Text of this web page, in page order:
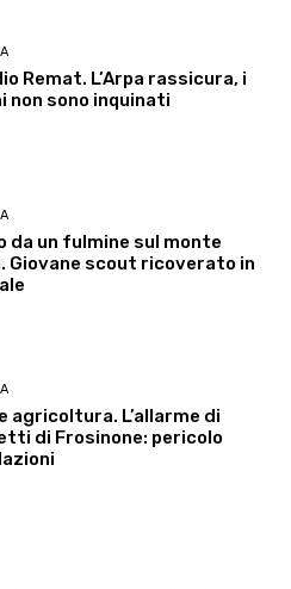
Remat. L’Arpa rassicura, i
non sono inquinati
da un fulmine sul monte
Giovane scout ricoverato in
agricoltura. L’allarme di
di Frosinone: pericolo